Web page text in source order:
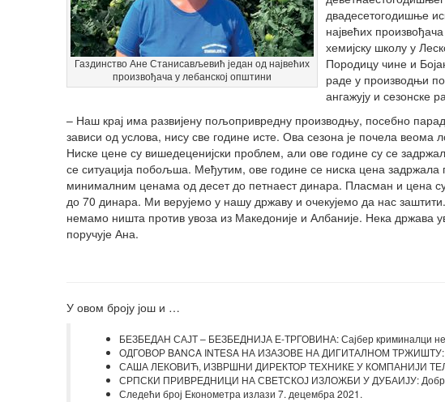
Газдинство Ане Станисављевић један од највећих
произвођача у лебанској општини
двадесетогодишње
највећих
хемијску школу у
Породицу чине и
раде у производњи
ангажују и сезонске
– Наш крај има развијену пољопривредну производњу, посебно
зависи од услова, нису све године исте. Ова сезона је почела
Ниске цене су вишедеценијски проблем, али ове године су се
се ситуација побољша. Међутим, ове године се ниска цена задржала
минималним ценама од десет до петнаест динара. Пласман и цена
до 70 динара. Ми верујемо у нашу државу и очекујемо да нас
немамо ништа против увоза из Македоније и Албаније. Нека држава
поручује Ана.
У овом броју још и …
БЕЗБЕДАН САЈТ – БЕЗБЕДНИЈА Е-ТРГОВИНА: Сајбер криминалци не
ОДГОВОР BANCA INTESA НА ИЗАЗОВЕ НА ДИГИТАЛНОМ ТРЖИШТУ:
САША ЛЕКОВИЋ, ИЗВРШНИ ДИРЕКТОР ТЕХНИКЕ У КОМПАНИЈИ
СРПСКИ ПРИВРЕДНИЦИ НА СВЕТСКОЈ ИЗЛОЖБИ У ДУБАИЈУ: Добра
Следећи број Економетра излази 7. децембра 2021.